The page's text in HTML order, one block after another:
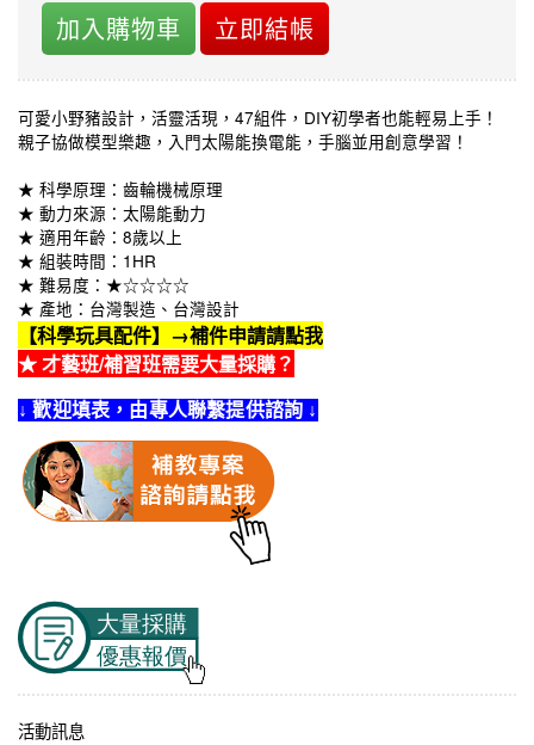
加入購物車 立即結帳
可愛小野豬設計，活靈活現，47組件，DIY初學者也能輕易上手！
親子協做模型樂趣，入門太陽能換電能，手腦並用創意學習！
★ 科學原理：齒輪機械原理
★ 動力來源：太陽能動力
★ 適用年齡：8歲以上
★ 組裝時間：1HR
★ 難易度：★☆☆☆☆
★ 產地：台灣製造、台灣設計
【科學玩具配件】→補件申請請點我
★ 才藝班/補習班需要大量採購？
↓ 歡迎填表，由專人聯繫提供諮詢 ↓